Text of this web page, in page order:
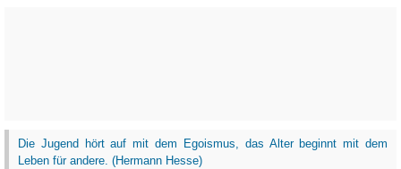
Die Jugend hört auf mit dem Egoismus, das Alter beginnt mit dem
Leben für andere. (Hermann Hesse)